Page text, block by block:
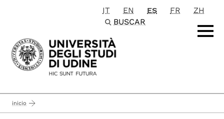
Passa al contenuto principale
IT EN ES FR
ZH
BUSCAR
inicio